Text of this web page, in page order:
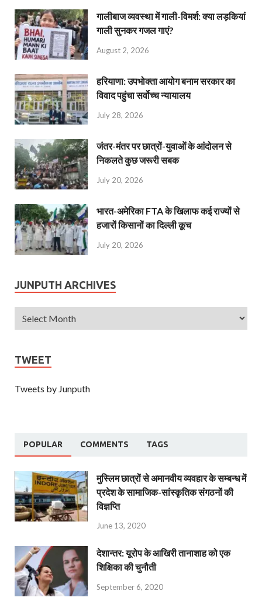
गालीबाज व्‍यवस्‍था में गाली-विमर्श: क्या लड़कियां
गाली सुनकर गजल गाएं?
August 2, 2026
हरियाणा: उपभोक्ता आयोग बनाम सरकार का
विवाद पहुंचा सर्वोच्च न्यायालय
July 28, 2026
जंतर-मंतर पर छात्रों-युवाओं के आंदोलन से
निकलते कुछ जरूरी सबक
July 20, 2026
भारत-अमेरिका FTA के खिलाफ कई राज्यों से
हजारों किसानों का दिल्ली कूच
July 20, 2026
JUNPUTH ARCHIVES
TWEET
Tweets by Junputh
POPULAR COMMENTS TAGS
मुस्लिम छात्रों से अमानवीय व्यवहार के सम्बन्ध में
प्रदेश के सामाजिक-सांस्कृतिक संगठनों की
विज्ञप्ति
June 13, 2020
देशान्‍तर: यूरोप के आखिरी तानाशाह को एक
शिक्षिका की चुनौती
September 6, 2020